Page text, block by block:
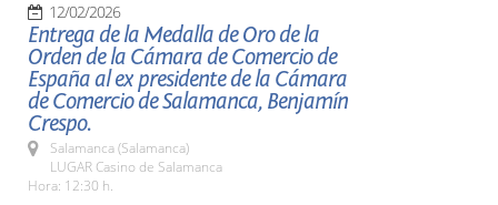
12/02/2026
Entrega de la Medalla de Oro de la
Orden de la Cámara de Comercio de
España al ex presidente de la Cámara
de Comercio de Salamanca, Benjamín
Crespo.
Salamanca (Salamanca)
LUGAR Casino de Salamanca
Hora: 12:30 h.